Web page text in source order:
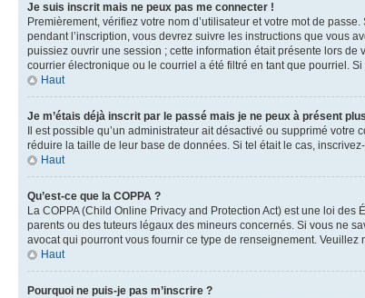
Je suis inscrit mais ne peux pas me connecter !
Premièrement, vérifiez votre nom d’utilisateur et votre mot de
pendant l’inscription, vous devrez suivre les instructions que vous
puissiez ouvrir une session ; cette information était présente lors
courrier électronique ou le courriel a été filtré en tant que pourriel.
Haut
Je m’étais déjà inscrit par le passé mais je ne peux à présent
Il est possible qu’un administrateur ait désactivé ou supprimé
réduire la taille de leur base de données. Si tel était le cas,
Haut
Qu’est-ce que la COPPA ?
La COPPA (Child Online Privacy and Protection Act) est une loi
parents ou des tuteurs légaux des mineurs concernés. Si vous ne
avocat qui pourront vous fournir ce type de renseignement. Veuillez
Haut
Pourquoi ne puis-je pas m’inscrire ?